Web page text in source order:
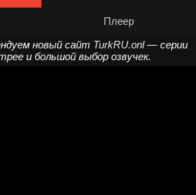
Плеер
новый сайт TurkRU.onl— серии
и большой выбор озвучек.